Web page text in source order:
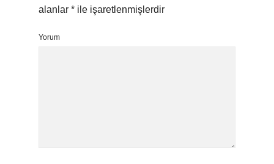
alanlar * ile işaretlenmişlerdir
Yorum